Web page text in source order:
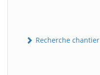
Recherche